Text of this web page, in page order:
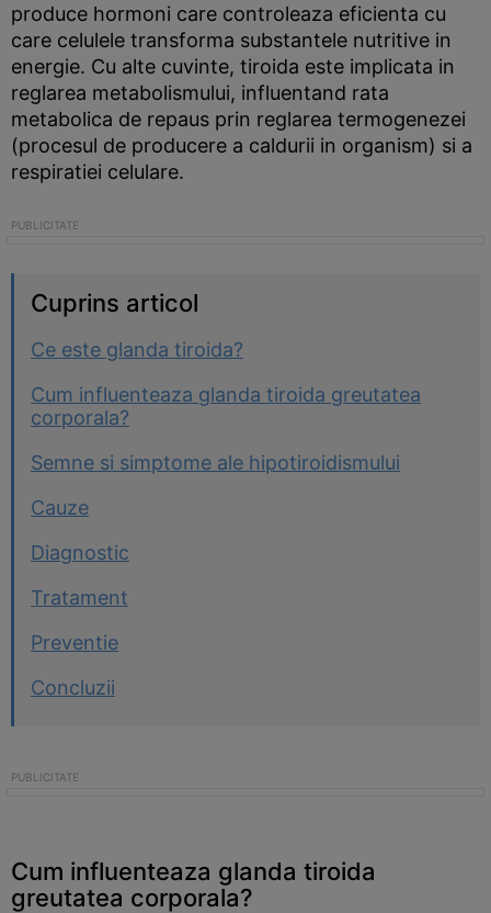
produce hormoni care controleaza eficienta cu
care celulele transforma substantele nutritive in
energie. Cu alte cuvinte, tiroida este implicata in
reglarea metabolismului, influentand rata
metabolica de repaus prin reglarea termogenezei
(procesul de producere a caldurii in organism) si a
respiratiei celulare.
Cuprins articol
Ce este glanda tiroida?
Cum influenteaza glanda tiroida greutatea
corporala?
Semne si simptome ale hipotiroidismului
Cauze
Diagnostic
Tratament
Preventie
Concluzii
Cum influenteaza glanda tiroida
greutatea corporala?